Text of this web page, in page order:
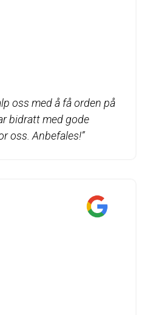
oss med å få orden på
bidratt med gode
oss. Anbefales!”